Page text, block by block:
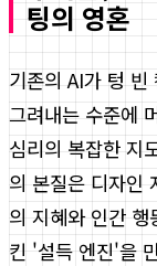
팅의 영혼
기존의 AI가 텅 빈
그려내는 수준에
심리의 복잡한 지
의 본질은 디자인
의 지혜와 인간 행
킨 '설득 엔진'을